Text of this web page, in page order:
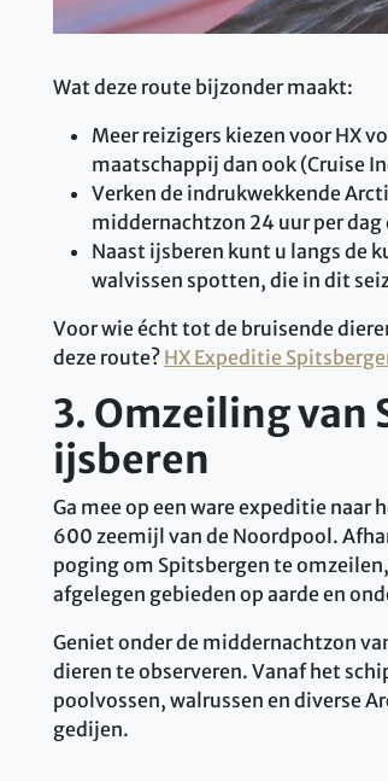
Wat deze route bijzonder maakt:
Meer reizigers kiezen voor HX
maatschappij dan ook (Cruise
Verken de indrukwekkende
middernachtzon 24 uur per
Naast ijsberen kunt u langs de
walvissen spotten, die in dit
Voor wie écht tot de bruisende
deze route? HX Expeditie
3. Omzeiling van
ijsberen
Ga mee op een ware expeditie naar
600 zeemijl van de Noordpool.
poging om Spitsbergen te
afgelegen gebieden op aarde en
Geniet onder de middernachtzon
dieren te observeren. Vanaf het
poolvossen, walrussen en diverse
gedijen.